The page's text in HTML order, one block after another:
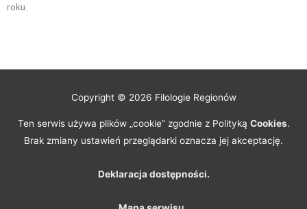
roku.
Copyright © 2026 Filologie Regionów
Ten serwis używa plików „cookie” zgodnie z Polityką Cookies.
Brak zmiany ustawień przeglądarki oznacza jej akceptację.
Deklaracja dostępności.